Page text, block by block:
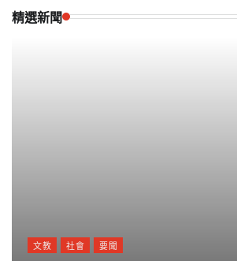
精選新聞
文教 社會 要聞